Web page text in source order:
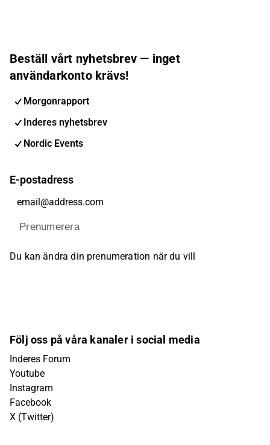
Beställ vårt nyhetsbrev — inget
användarkonto krävs!
Morgonrapport
Inderes nyhetsbrev
Nordic Events
E-postadress
Prenumerera
Du kan ändra din prenumeration när du vill
Följ oss på våra kanaler i social media
Inderes Forum
Youtube
Instagram
Facebook
X (Twitter)